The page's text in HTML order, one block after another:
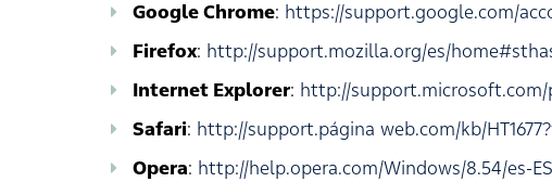
Google Chrome: https://support.google.com/
Firefox: http://support.mozilla.org/es/
Internet Explorer: http://support.microsoft.com/
Safari: http://support.página web.com/kb/
Opera: http://help.opera.com/Windows/8.54/es-